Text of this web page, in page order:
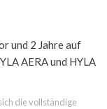
und 2 Jahre auf
AERA und HYLA
die vollständige